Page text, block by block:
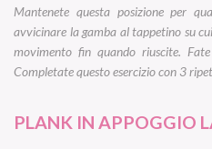
Mantenete questa posizione per
avvicinare la gamba al tappetino su
movimento fin quando riuscite.
Completate questo esercizio con 3
PLANK IN APPOGGIO